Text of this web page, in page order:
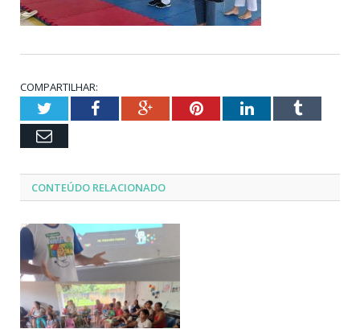
COMPARTILHAR:
TwitterFacebookGoogle+PinterestLinkedInTumblr
Email
CONTEÚDO RELACIONADO